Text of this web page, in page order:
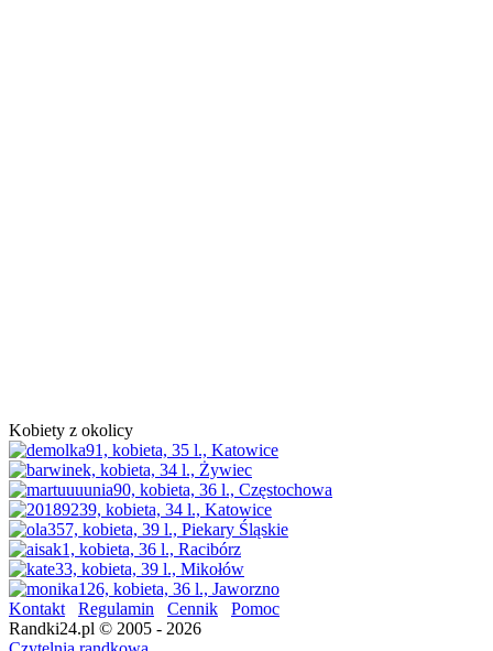
Kobiety z okolicy
Kontakt Regulamin Cennik
Pomoc
Randki24.pl © 2005 - 2026